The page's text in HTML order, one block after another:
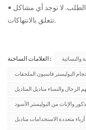
• إعادة وضع العلامات والتغليف متاحة دائمًا عند الطلب. لا توجد أي مشاكل
تتعلق بالانتهاكات.
العلامات الساخنة : والنسائية
الرجال والنساء مناديل المناديل
متعددة الاستخدامات مناديل